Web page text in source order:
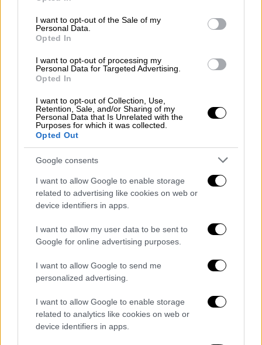
use your data for below specified purposes in below Google
consent section.
I want to opt-out of the Sale of my
Personal Data.
Opted In
I want to opt-out of processing my
Personal Data for Targeted Advertising.
Opted In
I want to opt-out of Collection, Use,
Retention, Sale, and/or Sharing of my
Personal Data that Is Unrelated with the
Purposes for which it was collected.
Opted Out
Google consents
I want to allow Google to enable storage
related to advertising like cookies on web or
device identifiers in apps.
I want to allow my user data to be sent to
Google for online advertising purposes.
I want to allow Google to send me
personalized advertising.
I want to allow Google to enable storage
related to analytics like cookies on web or
device identifiers in apps.
Παράλληλα, μποτιλιάρισμα παρατηρείται σε
όλους τους
Αθήνας.
Χάρτες
Τα σχολιά σας δημοσιεύονται άμεσα με δική σας ευθύνη. Το